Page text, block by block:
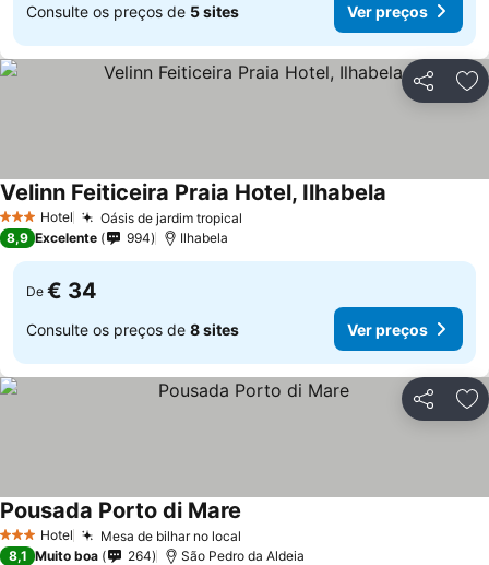
Consulte os preços de 5 sites Ver preços
Partilhar
3 EstrelasHotel Oásis de jardim tropical
Velinn Feiticeira Praia Hotel, Ilhabela
8,9 Excelente 994 Ilhabela
De € 34
Consulte os preços de 8 sites Ver preços
Partilhar
3 EstrelasHotel Mesa de bilhar no local
Pousada Porto di Mare
8,1 Muito boa 264 São Pedro da Aldeia